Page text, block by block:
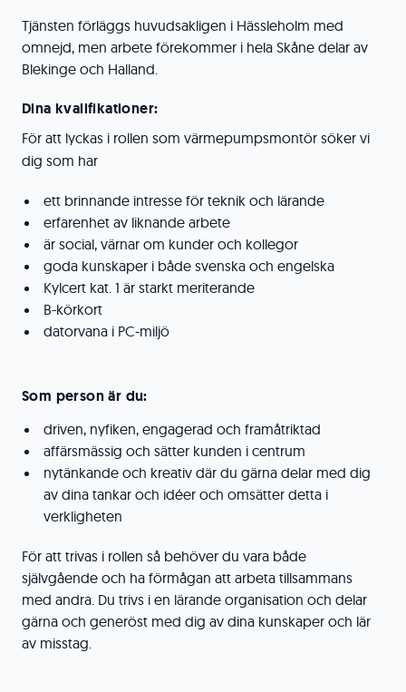
Tjänsten förläggs huvudsakligen i Hässleholm med
omnejd, men arbete förekommer i hela Skåne delar av
Blekinge och Halland.
Dina kvalifikationer:
För att lyckas i rollen som värmepumpsmontör söker vi
dig som har
ett brinnande intresse för teknik och lärande
erfarenhet av liknande arbete
är social, värnar om kunder och kollegor
goda kunskaper i både svenska och engelska
Kylcert kat. 1 är starkt meriterande
B-körkort
datorvana i PC-miljö
Som person är du:
driven, nyfiken, engagerad och framåtriktad
affärsmässig och sätter kunden i centrum
nytänkande och kreativ där du gärna delar med dig
av dina tankar och idéer och omsätter detta i
verkligheten
För att trivas i rollen så behöver du vara både
självgående och ha förmågan att arbeta tillsammans
med andra. Du trivs i en lärande organisation och delar
gärna och generöst med dig av dina kunskaper och lär
av misstag.